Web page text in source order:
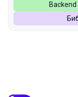
Backend